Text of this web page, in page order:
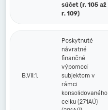
súčet (r. 105 až
r. 109)
B.VII.1.
Poskytnuté
návratné
finančné
výpomoci
subjektom v
rámci
konsolidovaného
celku (271AÚ) -